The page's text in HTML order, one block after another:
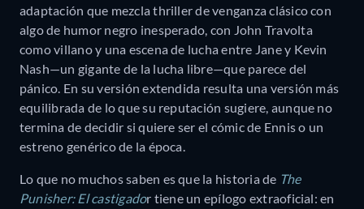
adaptación que mezcla thriller de venganza clásico con
algo de humor negro inesperado, con John Travolta
como villano y una escena de lucha entre Jane y Kevin
Nash—un gigante de la lucha libre—que parece del
pánico. En su versión extendida resulta una versión más
equilibrada de lo que su reputación sugiere, aunque no
termina de decidir si quiere ser el cómic de Ennis o un
estreno genérico de la época.
Lo que no muchos saben es que la historia de The
Punisher: El castigador tiene un epílogo extraoficial: en